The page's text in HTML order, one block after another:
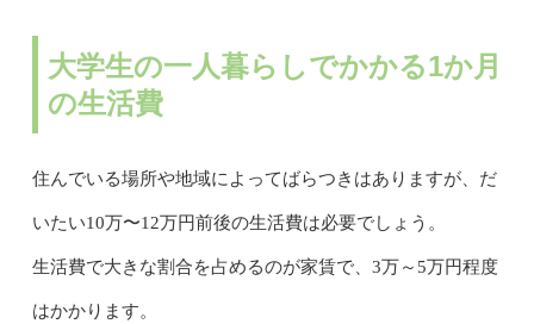
大学生の一人暮らしでかかる1か月
の生活費
住んでいる場所や地域によってばらつきはありますが、だ
いたい10万〜12万円前後の生活費は必要でしょう。
生活費で大きな割合を占めるのが家賃で、3万～5万円程度
はかかります。